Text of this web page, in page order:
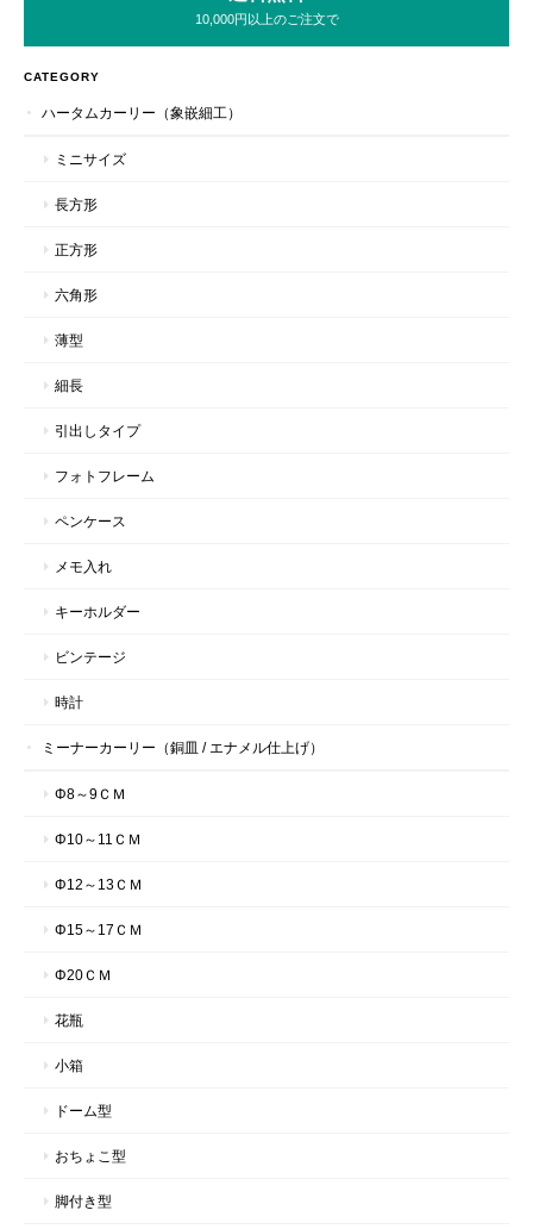
10,000円以上のご注文で
CATEGORY
ハータムカーリー（象嵌細工）
ミニサイズ
長方形
正方形
六角形
薄型
細長
引出しタイプ
フォトフレーム
ペンケース
メモ入れ
キーホルダー
ビンテージ
時計
ミーナーカーリー（銅皿 / エナメル仕上げ）
Φ8～9ＣＭ
Φ10～11ＣＭ
Φ12～13ＣＭ
Φ15～17ＣＭ
Φ20ＣＭ
花瓶
小箱
ドーム型
おちょこ型
脚付き型